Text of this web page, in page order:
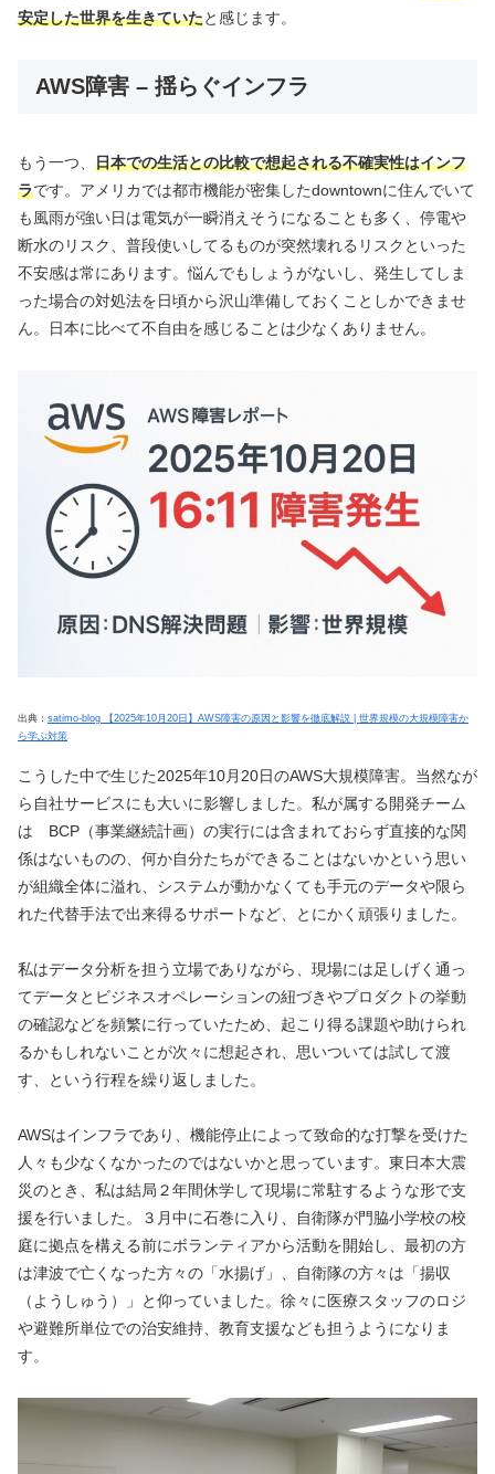
安定した世界を生きていたと感じます。
AWS障害 – 揺らぐインフラ
もう一つ、 日本での生活との比較で想起される不確実性はインフ
ラです。アメリカでは都市機能が密集したdowntownに住んでいて
も風雨が強い日は電気が一瞬消えそうになることも多く、停電や
断水のリスク、普段使いしてるものが突然壊れるリスクといった
不安感は常にあります。悩んでもしょうがないし、発生してしま
った場合の対処法を日頃から沢山準備しておくことしかできませ
ん。日本に比べて不自由を感じることは少なくありません。
出典： satimo-blog 【2025年10月20日】AWS障害の原因と影響を徹底解説 | 世界規模の大規模障害か
ら学ぶ対策
こうした中で生じた2025年10月20日のAWS大規模障害。当然なが
ら自社サービスにも大いに影響しました。私が属する開発チーム
は BCP（事業継続計画）の実行には含まれておらず直接的な関
係はないものの、何か自分たちができることはないかという思い
が組織全体に溢れ、システムが動かなくても手元のデータや限ら
れた代替手法で出来得るサポートなど、とにかく頑張りました。
私はデータ分析を担う立場でありながら、現場には足しげく通っ
てデータとビジネスオペレーションの紐づきやプロダクトの挙動
の確認などを頻繁に行っていたため、起こり得る課題や助けられ
るかもしれないことが次々に想起され、思いついては試して渡
す、という行程を繰り返しました。
AWSはインフラであり、機能停止によって致命的な打撃を受けた
人々も少なくなかったのではないかと思っています。東日本大震
災のとき、私は結局２年間休学して現場に常駐するような形で支
援を行いました。３月中に石巻に入り、自衛隊が門脇小学校の校
庭に拠点を構える前にボランティアから活動を開始し、最初の方
は津波で亡くなった方々の「水揚げ」、自衛隊の方々は「揚収
（ようしゅう）」と仰っていました。徐々に医療スタッフのロジ
や避難所単位での治安維持、教育支援なども担うようになりま
す。